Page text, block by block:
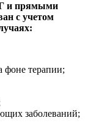
и прямыми
с учетом
фоне терапии;
заболеваний;